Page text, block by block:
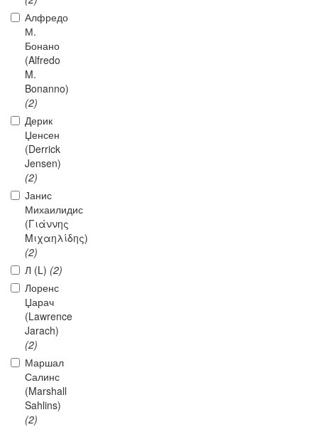
Алфредо
М.
Бонано
(Alfredo
M.
Bonanno)
(2)
Дерик
Џенсен
(Derrick
Jensen)
(2)
Јанис
Михаилидис
(Γιάννης
Μιχαηλίδης)
(2)
Л (L) (2)
Лоренс
Џарач
(Lawrence
Jarach)
(2)
Маршал
Салинс
(Marshall
Sahlins)
(2)